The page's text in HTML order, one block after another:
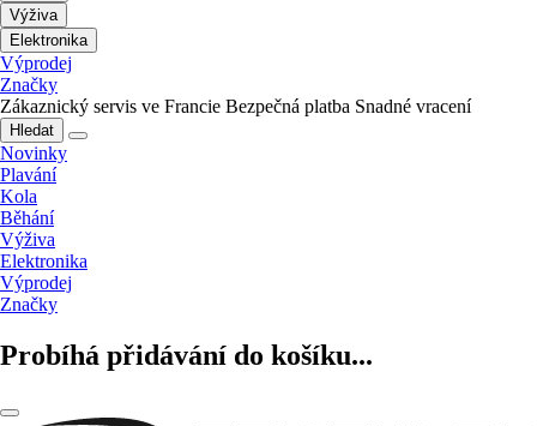
Výživa
Elektronika
Výprodej
Značky
Zákaznický servis ve Francie Bezpečná platba Snadné vracení
Hledat
Novinky
Plavání
Kola
Běhání
Výživa
Elektronika
Výprodej
Značky
Probíhá přidávání do košíku...